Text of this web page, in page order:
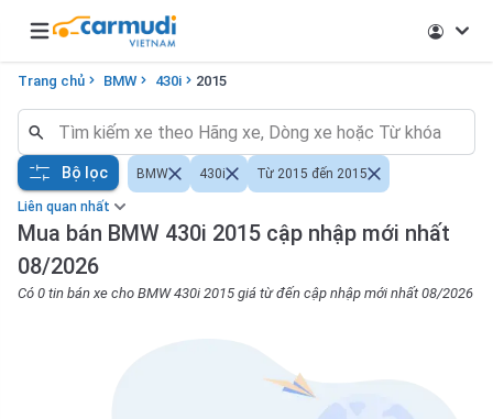
Open main menu
Trang chủ BMW 430i 2015
Liên quan nhất
Mua bán BMW 430i 2015 cập nhập mới nhất
08/2026
Có 0 tin bán xe cho BMW 430i 2015 giá từ đến cập nhập mới nhất 08/2026
Bộ lọc BMW 430i Từ 2015 đến 2015